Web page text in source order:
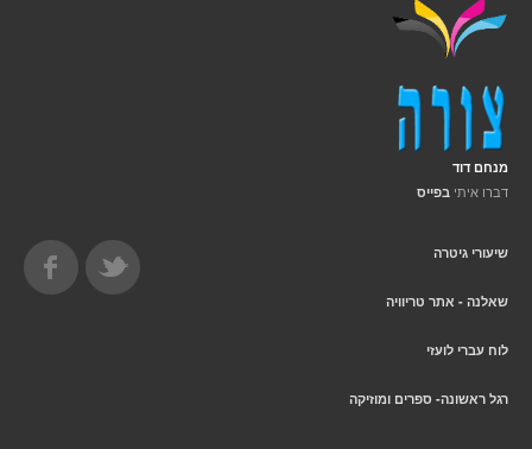
מנחם דוד
דברו איתי בפייס
שיעורי גיטרה
שאלנה - אתר טריוויה
לוח עברי לועזי
רגל ראשונה- ספרים ומוזיקה